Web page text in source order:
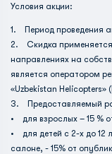
Условия акции:
1. Период проведения
2. Скидка
направлениях на
является оператором
«Uzbekistan Helicopters»
3. Предоставляемый
• для взрослых – 15 %
• для детей с 2-х до 12
салоне, - 15% от